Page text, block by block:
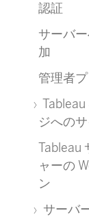
認証
サーバ
加
管理者
ジへの
Tableau
ャーの
ン
サーバ